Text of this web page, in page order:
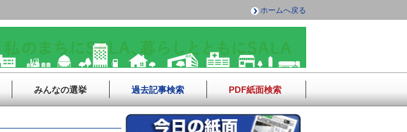
ホームへ戻る
みんなの選挙 過去記事検索 PDF紙面検索